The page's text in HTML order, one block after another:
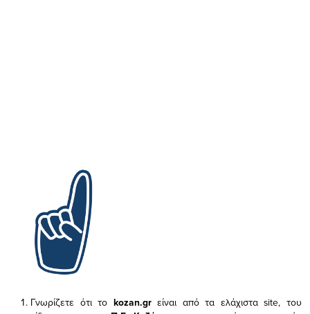
Γνωρίζετε ότι το kozan.gr είναι από τα ελάχισταsite, του